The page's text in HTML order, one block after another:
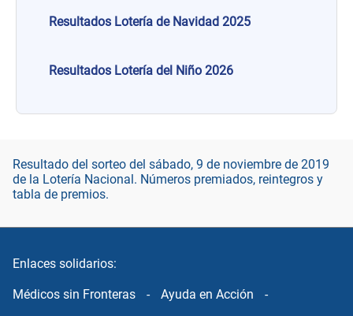
Resultado del sorteo del sábado, 9 de noviembre de 2019
de la Lotería Nacional. Números premiados, reintegros y
tabla de premios.
Resultados Lotería de Navidad 2025
Resultados Lotería del Niño 2026
Enlaces solidarios:
Médicos sin Fronteras - Ayuda en Acción -